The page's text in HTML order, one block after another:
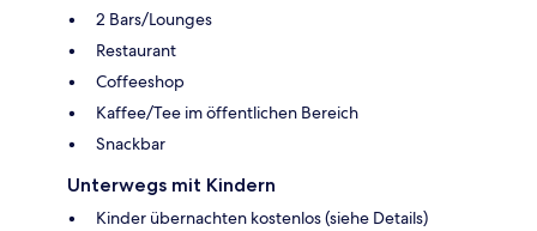
2 Bars/Lounges
Restaurant
Coffeeshop
Kaffee/Tee im öffentlichen Bereich
Snackbar
Unterwegs mit Kindern
Kinder übernachten kostenlos (siehe Details)